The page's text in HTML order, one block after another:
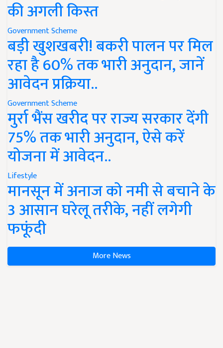
की अगली किस्त
Government Scheme
बड़ी खुशखबरी! बकरी पालन पर मिल
रहा है 60% तक भारी अनुदान, जानें
आवेदन प्रक्रिया..
Government Scheme
मुर्रा भैंस खरीद पर राज्य सरकार देंगी
75% तक भारी अनुदान, ऐसे करें
योजना में आवेदन..
Lifestyle
मानसून में अनाज को नमी से बचाने के
3 आसान घरेलू तरीके, नहीं लगेगी
फफूंदी
More News